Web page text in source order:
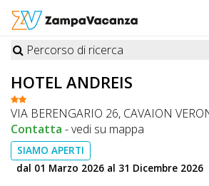
STRUTTURE
DOG
Percorso di ricerca
HOTEL ANDREIS
VIA BERENGARIO 26, CAVAION
Contatta -vedi su mappa
SIAMO APERTI
dal 01 Marzo 2026 al 31 Dicembre 2026